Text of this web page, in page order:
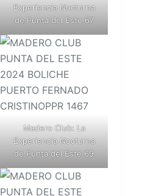
Experiencia Nocturna
de Punta del Este 67
Madero Club: La
Experiencia Nocturna
de Punta del Este 69